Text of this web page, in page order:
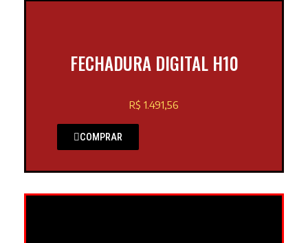
FECHADURA DIGITAL H10
R$ 1.491,56
COMPRAR